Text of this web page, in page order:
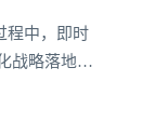
程中，即时
战略落地的